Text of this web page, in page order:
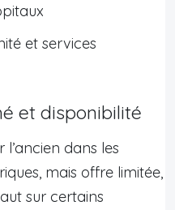
et services
et disponibilité
dans les
mais offre limitée,
sur certains